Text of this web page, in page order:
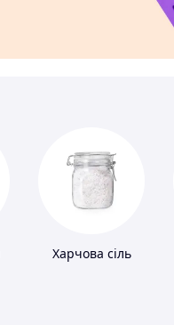
Харчова сіль